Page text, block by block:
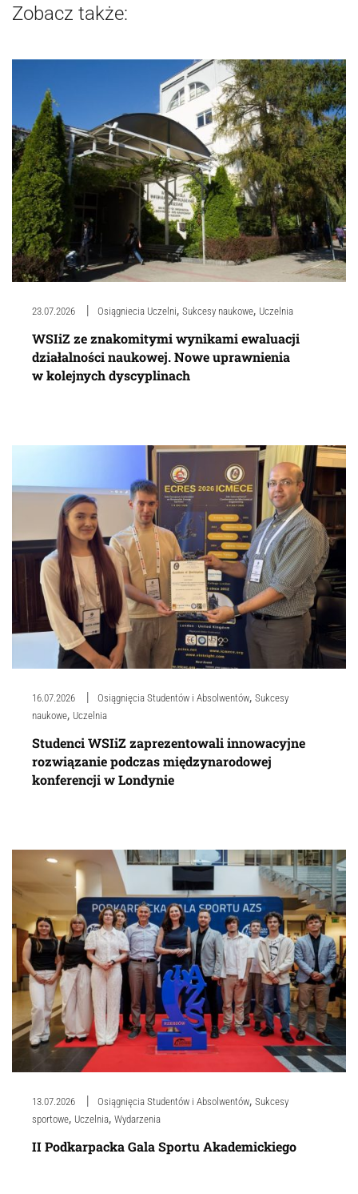
Zobacz także:
23.07.2026 Osiągniecia Uczelni, Sukcesy naukowe, Uczelnia
WSIiZ ze znakomitymi wynikami ewaluacji
działalności naukowej. Nowe uprawnienia
w kolejnych dyscyplinach
16.07.2026 Osiągnięcia Studentów i Absolwentów, Sukcesy
naukowe, Uczelnia
Studenci WSIiZ zaprezentowali innowacyjne
rozwiązanie podczas międzynarodowej
konferencji w Londynie
13.07.2026 Osiągnięcia Studentów i Absolwentów, Sukcesy
sportowe, Uczelnia, Wydarzenia
II Podkarpacka Gala Sportu Akademickiego